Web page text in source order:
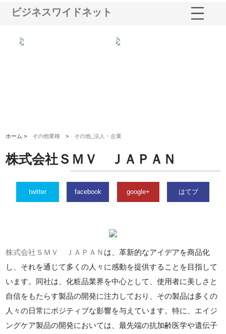
ビジネスワイドネット
ホーム > その他業種 > その他_法人・企業
株式会社ＳＭＶ ＪＡＰＡＮ
twitter facebook google+ はてブ
株式会社ＳＭＶ ＪＡＰＡＮ は、革新的なアイデアを商品化
し、それを通じて多くの人々に感動を提供することを目指して
います。同社は、化粧品業界を中心として、使用者に美しさと
自信をもたらす製品の開発に注力しており、その製品は多くの
人々の日常にポジティブな影響を与えています。特に、エイジ
ングケア製品の開発においては、最先端の抗加齢医学や遺伝子